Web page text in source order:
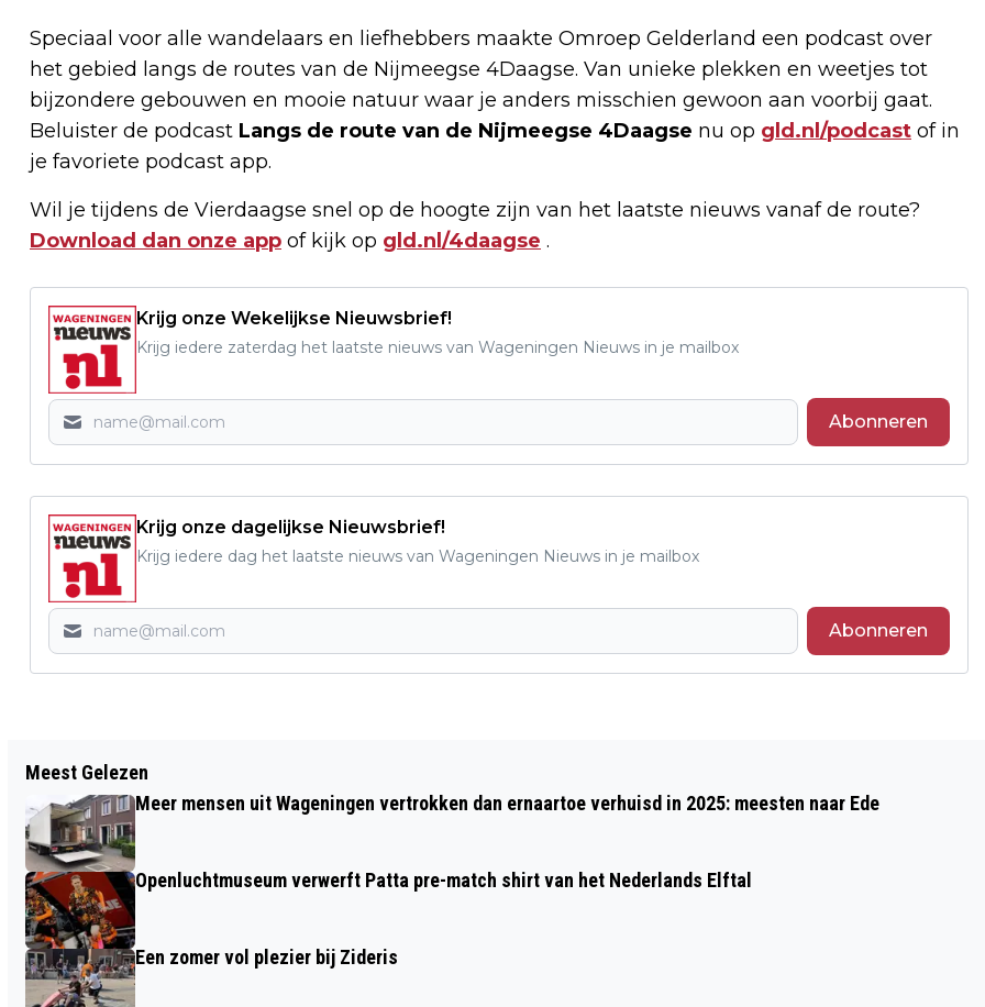
Speciaal voor alle wandelaars en liefhebbers maakte Omroep Gelderland een podcast over
het gebied langs de routes van de Nijmeegse 4Daagse. Van unieke plekken en weetjes tot
bijzondere gebouwen en mooie natuur waar je anders misschien gewoon aan voorbij gaat.
Beluister de podcast Langs de route van de Nijmeegse 4Daagse nu op gld.nl/podcast of in
je favoriete podcast app.
Wil je tijdens de Vierdaagse snel op de hoogte zijn van het laatste nieuws vanaf de route?
Download dan onze app of kijk op gld.nl/4daagse .
Krijg onze Wekelijkse Nieuwsbrief!
Krijg iedere zaterdag het laatste nieuws van Wageningen Nieuws in je mailbox
Abonneren
Krijg onze dagelijkse Nieuwsbrief!
Krijg iedere dag het laatste nieuws van Wageningen Nieuws in je mailbox
Abonneren
AFSLUITING A12 TUSSEN
KNOOPPUNTEN GRIJSOORD EN
WATERBERG VANAF 31 JULI
VERGROENING BINNENSTAD
Meest Gelezen
Meer mensen uit Wageningen vertrokken dan ernaartoe verhuisd in 2025: meesten naar Ede
Openluchtmuseum verwerft Patta pre-match shirt van het Nederlands Elftal
Een zomer vol plezier bij Zideris